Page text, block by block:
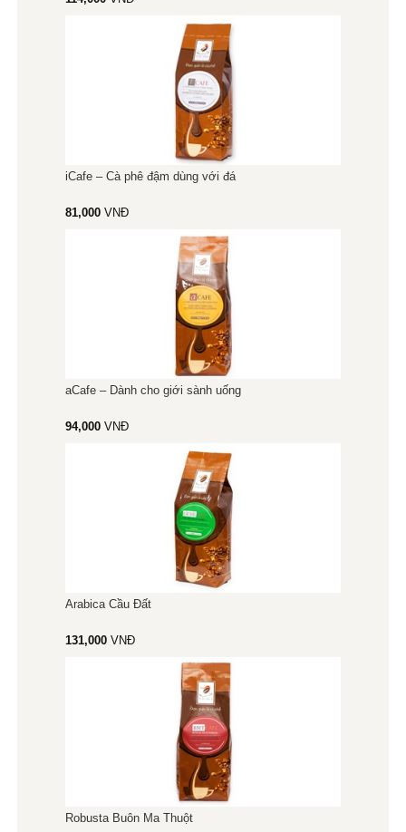
iCafe – Cà phê đậm dùng với đá
81,000 VNĐ
aCafe – Dành cho giới sành uống
94,000 VNĐ
Arabica Cầu Đất
131,000 VNĐ
Robusta Buôn Ma Thuột